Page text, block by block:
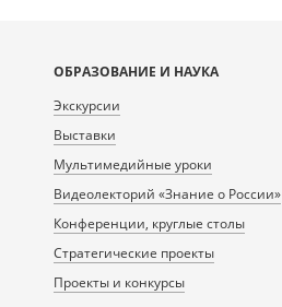
ОБРАЗОВАНИЕ И НАУКА
Экскурсии
Выставки
Мультимедийные уроки
Видеолекторий «Знание о России»
Конференции, круглые столы
Стратегические проекты
Проекты и конкурсы